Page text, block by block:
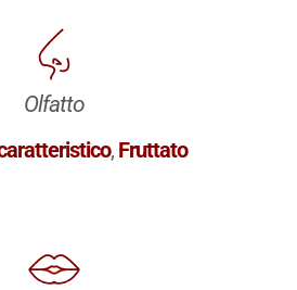
Olfatto
, Fruttato